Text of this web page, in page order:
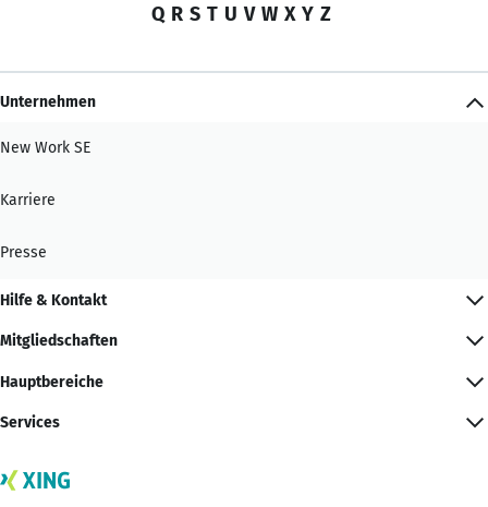
Q R S T U V W X Y Z
Unternehmen
New Work SE
Karriere
Presse
Hilfe & Kontakt
Mitgliedschaften
Hauptbereiche
Services